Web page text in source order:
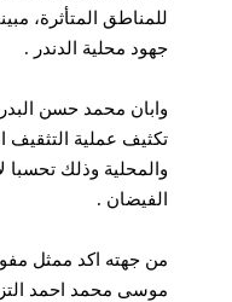
للمناطق المتأثرة،
جهود محلية الدندر .
وابان محمد حسن
تكثيف عملية التثقيف
والمحلية وذلك
الفيضان .
من جهته اكد ممثل
موسى محمد احمد